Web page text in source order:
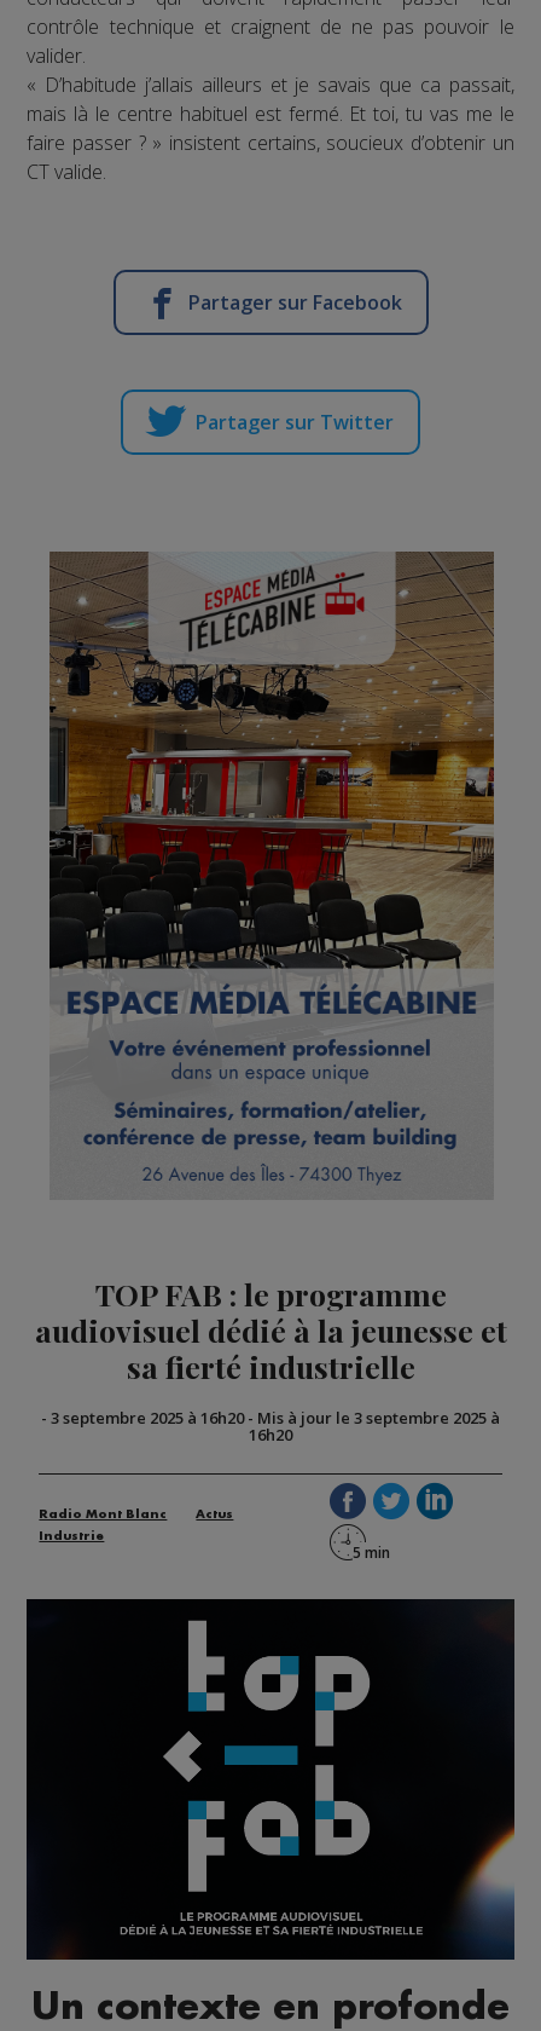
contrôle technique et craignent de ne pas pouvoir le
valider.
« D’habitude j’allais ailleurs et je savais que ca passait,
mais là le centre habituel est fermé. Et toi, tu vas me le
faire passer ? » insistent certains, soucieux d’obtenir un
CT valide.
Partager sur Facebook
Partager sur Twitter
TOP FAB : le programme
audiovisuel dédié à la jeunesse et
sa fierté industrielle
- 3 septembre 2025 à 16h20- Mis à jour le 3 septembre 2025 à
16h20
Radio Mont Blanc
Actus
Industrie
Un contexte en profonde